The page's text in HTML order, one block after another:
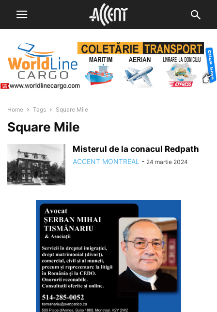
Home Tags Square Mile
Square Mile
Misterul de la conacul Redpath
ACCENT MONTREAL - 24 martie 2024